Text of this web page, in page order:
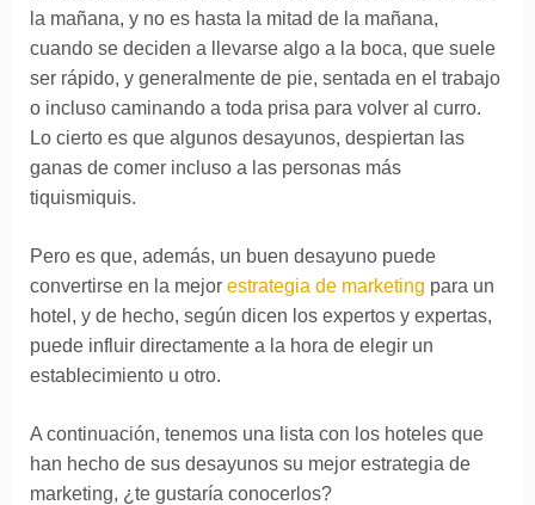
la mañana, y no es hasta la mitad de la mañana,
cuando se deciden a llevarse algo a la boca, que suele
ser rápido, y generalmente de pie, sentada en el trabajo
o incluso caminando a toda prisa para volver al curro.
Lo cierto es que algunos desayunos, despiertan las
ganas de comer incluso a las personas más
tiquismiquis.
Pero es que, además, un buen desayuno puede
convertirse en la mejor estrategia de marketing para un
hotel, y de hecho, según dicen los expertos y expertas,
puede influir directamente a la hora de elegir un
establecimiento u otro.
A continuación, tenemos una lista con los hoteles que
han hecho de sus desayunos su mejor estrategia de
marketing, ¿te gustaría conocerlos?